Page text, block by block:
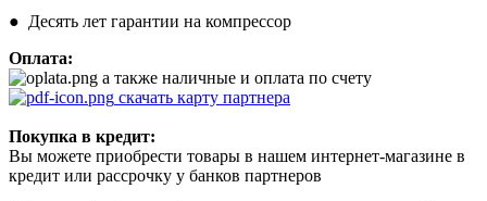
● Десять лет гарантии на компрессор
Оплата:
а также наличные и оплата по счету
скачать карту партнера
Покупка в кредит:
Вы можете приобрести товары в нашем интернет-магазине в
кредит или рассрочку у банков партнеров